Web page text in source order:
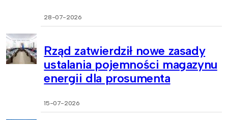
28-07-2026
Rząd zatwierdził nowe zasady
ustalania pojemności magazynu
energii dla prosumenta
15-07-2026